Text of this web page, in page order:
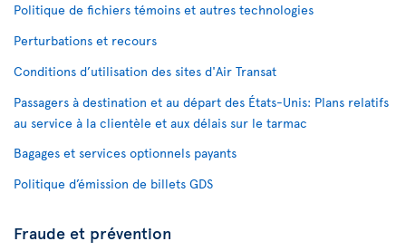
Politique de fichiers témoins et autres technologies
Perturbations et recours
Conditions d’utilisation des sites d'Air Transat
Passagers à destination et au départ des États-Unis: Plans relatifs
au service à la clientèle et aux délais sur le tarmac
Bagages et services optionnels payants
Politique d’émission de billets GDS
Fraude et prévention